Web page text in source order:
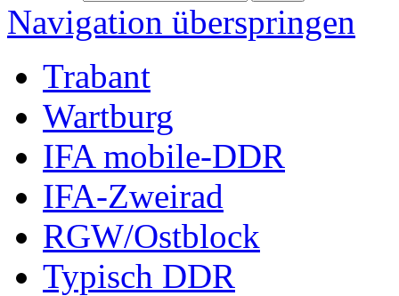
Navigation überspringen
Trabant
Wartburg
IFA mobile-DDR
IFA-Zweirad
RGW/Ostblock
Typisch DDR